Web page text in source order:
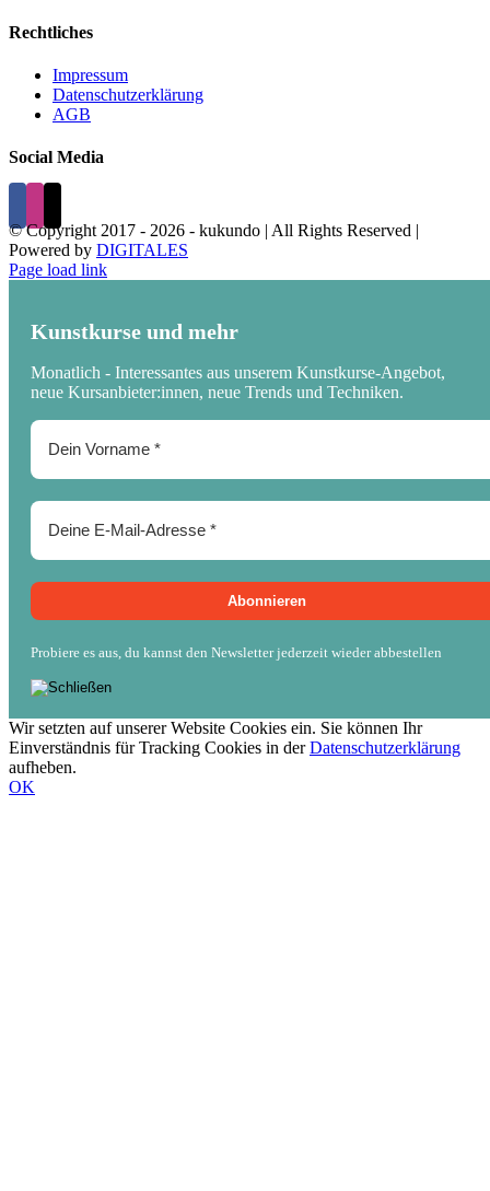
Rechtliches
Impressum
Datenschutzerklärung
AGB
Social Media
© Copyright 2017 - 2026 - kukundo | All Rights Reserved |
Powered by DIGITALES
Page load link
Kunstkurse und mehr
Monatlich - Interessantes aus unserem Kunstkurse-Angebot,
neue Kursanbieter:innen, neue Trends und Techniken.
Probiere es aus, du kannst den Newsletter jederzeit wieder abbestellen
Wir setzten auf unserer Website Cookies ein. Sie können Ihr
Einverständnis für Tracking Cookies in derDatenschutzerklärung
aufheben.
OK